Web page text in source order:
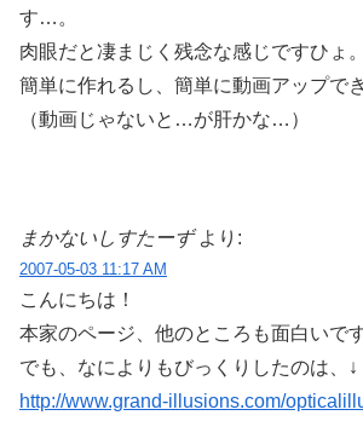
す…。
肉眼だと凄まじく残念な感じですひょ。
簡単に作れるし、簡単に動画アップで
（動画じゃないと…が肝かな…）
まかないしすたーず より:
2007-05-03 11:17 AM
こんにちは！
本家のページ、他のところも面白いです
でも、なによりもびっくりしたのは、↓
http://www.grand-illusions.com/